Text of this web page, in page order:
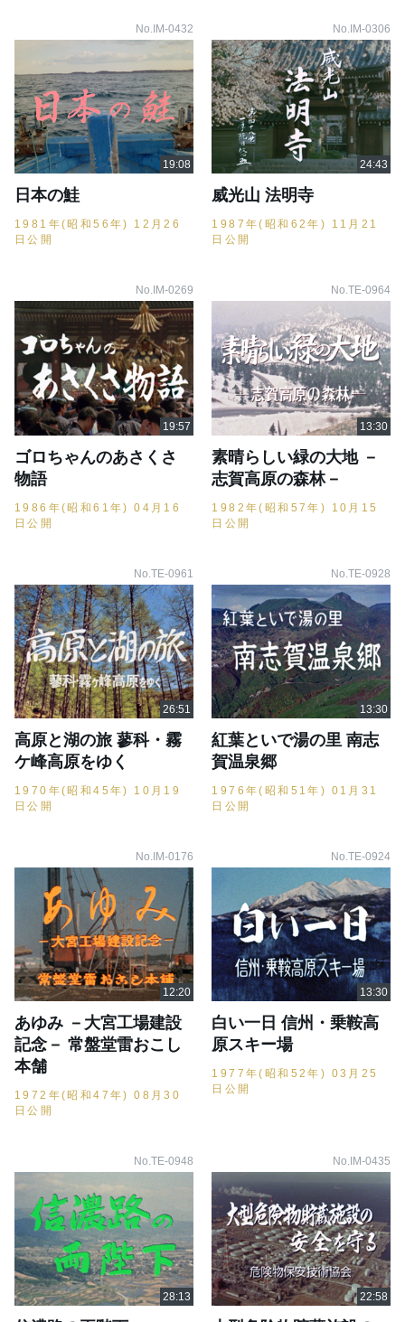
No.IM-0432
日本の鮭
1981年(昭和56年) 12月26
日公開
No.IM-0306
威光山 法明寺
1987年(昭和62年) 11月21
日公開
No.IM-0269
ゴロちゃんのあさくさ
物語
1986年(昭和61年) 04月16
日公開
No.TE-0964
素晴らしい緑の大地 －
志賀高原の森林－
1982年(昭和57年) 10月15
日公開
No.TE-0961
高原と湖の旅 蓼科・霧
ケ峰高原をゆく
1970年(昭和45年) 10月19
日公開
No.TE-0928
紅葉といで湯の里 南志
賀温泉郷
1976年(昭和51年) 01月31
日公開
No.IM-0176
あゆみ －大宮工場建設
記念－ 常盤堂雷おこし
本舗
1972年(昭和47年) 08月30
日公開
No.TE-0924
白い一日 信州・乗鞍高
原スキー場
1977年(昭和52年) 03月25
日公開
No.TE-0948 No.IM-0435